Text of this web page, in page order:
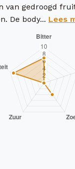
van gedroogd
De body... Lees